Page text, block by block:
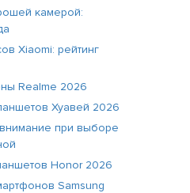
камерой:
Xiaomi: рейтинг
Realme 2026
Хуавей 2026
при выборе
Honor 2026
Samsung